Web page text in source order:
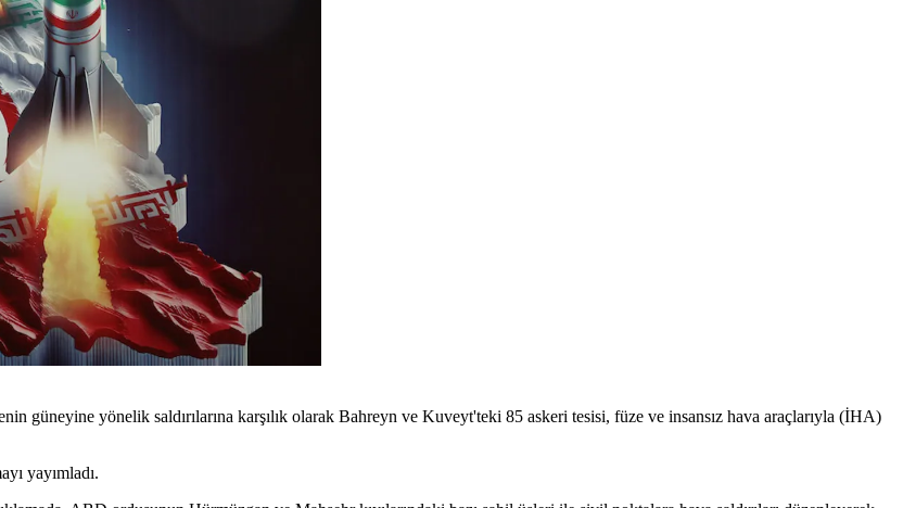
güneyine yönelik saldırılarına karşılık olarak Bahreyn ve Kuveyt'teki 85 askeri tesisi, füze ve insansız hava araçlarıyla (İHA)
yayımladı.